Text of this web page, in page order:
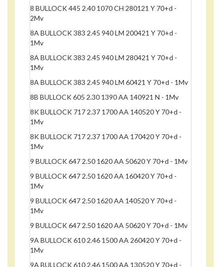
8 BULLOCK 445 2.40 1070 CH 280121 Y 70+d -
2Mv
8A BULLOCK 383 2.45 940 LM 200421 Y 70+d -
1Mv
8A BULLOCK 383 2.45 940 LM 280421 Y 70+d -
1Mv
8A BULLOCK 383 2.45 940 LM 60421 Y 70+d - 1Mv
8B BULLOCK 605 2.30 1390 AA 140921 N - 1Mv
8K BULLOCK 717 2.37 1700 AA 140520 Y 70+d -
1Mv
8K BULLOCK 717 2.37 1700 AA 170420 Y 70+d -
1Mv
9 BULLOCK 647 2.50 1620 AA 50620 Y 70+d - 1Mv
9 BULLOCK 647 2.50 1620 AA 160420 Y 70+d -
1Mv
9 BULLOCK 647 2.50 1620 AA 140520 Y 70+d -
1Mv
9 BULLOCK 647 2.50 1620 AA 50620 Y 70+d - 1Mv
9A BULLOCK 610 2.46 1500 AA 260420 Y 70+d -
1Mv
9A BULLOCK 610 2.46 1500 AA 130520 Y 70+d -